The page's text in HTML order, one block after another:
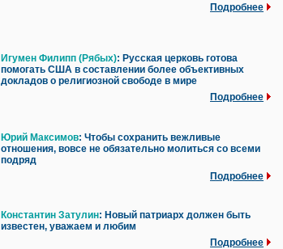
Подробнее
Игумен Филипп (Рябых): Русская церковь готова
помогать США в составлении более объективных
докладов о религиозной свободе в мире
Подробнее
Юрий Максимов: Чтобы сохранить вежливые
отношения, вовсе не обязательно молиться со всеми
подряд
Подробнее
Константин Затулин: Новый патриарх должен быть
известен, уважаем и любим
Подробнее